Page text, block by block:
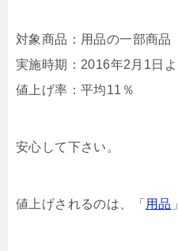
対象商品：用品の一部商品
実施時期：2016年2月1日よ
値上げ率：平均11％
安心して下さい。
値上げされるのは、「 用品